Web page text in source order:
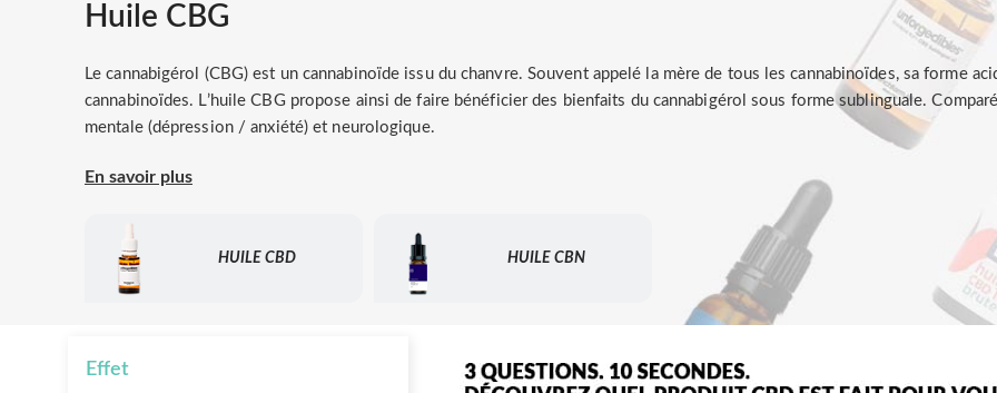
Huile CBG
Le cannabigérol (CBG) est un cannabinoïde issu du chanvre. Souvent appelé la mère de tous les cannabinoïdes, sa forme
cannabinoïdes. L’huile CBG propose ainsi de faire bénéficier des bienfaits du cannabigérol sous forme sublinguale.
mentale (dépression / anxiété) et neurologique.
En savoir plus
HUILE CBD HUILE CBN
Effet